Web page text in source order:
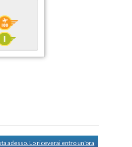
adesso. Lo riceverai entro un'ora